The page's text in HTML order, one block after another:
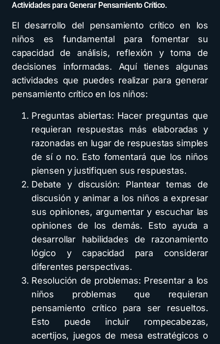
Actividades para Generar Pensamiento Crítico.
El desarrollo del pensamiento crítico en los
niños es fundamental para fomentar su
capacidad de análisis, reflexión y toma de
decisiones informadas. Aquí tienes algunas
actividades que puedes realizar para generar
pensamiento crítico en los niños:
Preguntas abiertas: Hacer preguntas que
requieran respuestas más elaboradas y
razonadas en lugar de respuestas simples
de sí o no. Esto fomentará que los niños
piensen y justifiquen sus respuestas.
Debate y discusión: Plantear temas de
discusión y animar a los niños a expresar
sus opiniones, argumentar y escuchar las
opiniones de los demás. Esto ayuda a
desarrollar habilidades de razonamiento
lógico y capacidad para considerar
diferentes perspectivas.
Resolución de problemas: Presentar a los
niños problemas que requieran
pensamiento crítico para ser resueltos.
Esto puede incluir rompecabezas,
acertijos, juegos de mesa estratégicos o